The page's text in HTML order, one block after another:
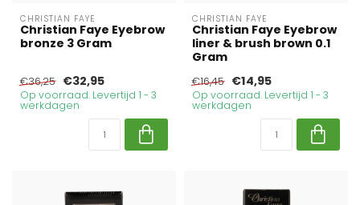
CHRISTIAN FAYE
Christian Faye Eyebrow
bronze 3 Gram
€36,25 €32,95
Op voorraad. Levertijd 1 - 3
werkdagen
CHRISTIAN FAYE
Christian Faye Eyebrow
liner & brush brown 0.1
Gram
€16,45 €14,95
Op voorraad. Levertijd 1 - 3
werkdagen